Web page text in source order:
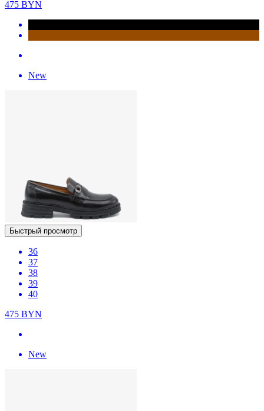
475 BYN
New
Быстрый просмотр
36
37
38
39
40
475 BYN
New